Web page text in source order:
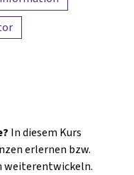
In diesem Kurs
erlernen bzw.
weiterentwickeln.